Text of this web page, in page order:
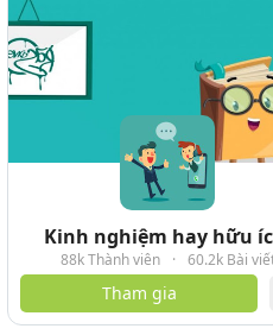
Kinh nghiệm hay hữu
88k Thành viên · 60.2k Bài
Tham gia